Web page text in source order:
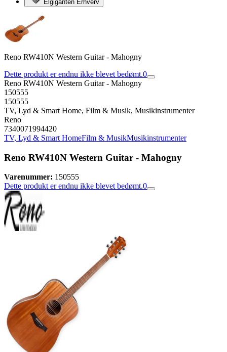
Elgiganten Erhverv
Reno RW410N Western Guitar - Mahogny
Dette produkt er endnu ikke blevet bedømt.0
Reno RW410N Western Guitar - Mahogny
150555
150555
TV, Lyd & Smart Home, Film & Musik, Musikinstrumenter
Reno
7340071994420
TV, Lyd & Smart HomeFilm & MusikMusikinstrumenter
Reno RW410N Western Guitar - Mahogny
Varenummer: 150555
Dette produkt er endnu ikke blevet bedømt.0